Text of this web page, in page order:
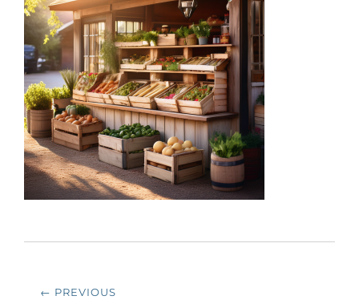
Beitragsnavigation
← PREVIOUS